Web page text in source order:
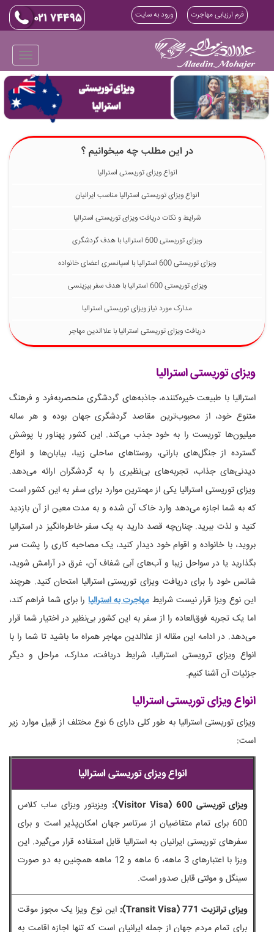
فرم ارزیابی مهاجرت ورود به سایت
در این مطلب چه میخوانیم ؟
انواع ویزای توریستی استرالیا
انواع ویزای توریستی استرالیا مناسب ایرانیان
شرایط و نکات دریافت ویزای توریستی استرالیا
ویزای توریستی 600 استرالیا با هدف گردشگری
ویزای توریستی 600 استرالیا با اسپانسری اعضای خانواده
ویزای توریستی 600 استرالیا با هدف سفر بیزینسی
مدارک مورد نیاز ویزای توریستی استرالیا
دریافت ویزای توریستی استرالیا با علاالدین مهاجر
ویزای توریستی استرالیا
استرالیا با طبیعت خیره‌کننده، جاذبه‌های گردشگری منحصر‌به‌فرد و فرهنگ
متنوع خود، از محبوب‌ترین مقاصد گردشگری جهان بوده و هر ساله
میلیون‌ها توریست را به خود جذب می‌کند. این کشور پهناور با پوشش
گسترده از جنگل‌های بارانی، روستاهای ساحلی زیبا، بیابان‌ها و انواع
دیدنی‌های جذاب، تجربه‌های بی‌نظیری را به گردشگران ارائه می‌دهد.
ویزای توریستی استرالیا یکی از مهمترین موارد برای سفر به این کشور است
که به شما اجازه می‌دهد وارد خاک آن شده و به مدت معین از آن بازدید
کنید و لذت ببرید. چنان‌چه قصد دارید به یک سفر خاطره‌انگیز در استرالیا
بروید، با خانواده و اقوام خود دیدار کنید، یک مصاحبه کاری را پشت سر
بگذارید یا در سواحل زیبا و آب‌های آبی شفاف آن، غرق در آرامش شوید،
شانس خود را برای دریافت ویزای توریستی استرالیا امتحان کنید. هرچند
این نوع ویزا قرار نیست شرایطمهاجرت به استرالیارا برای شما فراهم کند،
اما یک تجربه فوق‌العاده را از سفر به این کشور بی‌نظیر در اختیار شما قرار
می‌دهد. در ادامه این مقاله از علاالدین مهاجر همراه ما باشید تا شما را با
انواع ویزای ترویستی استرالیا، شرایط دریافت، مدارک، مراحل و دیگر
جزئیات آن آشنا کنیم.
انواع ویزای توریستی استرالیا
ویزای توریستی استرالیا به طور کلی دارای 6 نوع مختلف از قبیل موارد زیر
است:
انواع ویزای توریستی استرالیا
ویزای توریستی 600 (Visitor Visa):
ویزیتور ویزای ساب کلاس
600 برای تمام متقاضیان از سرتاسر جهان امکان‌پذیر است و برای
سفرهای توریستی ایرانیان به استرالیا قابل استفاده قرار می‌گیرد. این
ویزا با اعتبارهای 3 ماهه، 6 ماهه و 12 ماهه همچنین به دو صورت
سینگل و مولتی قابل صدور است.
ویزای ترانزیت 771 (Transit Visa):
این نوع ویزا یک مجوز موقت
برای تمام مردم جهان از جمله ایرانیان است که تنها اجازه اقامت به